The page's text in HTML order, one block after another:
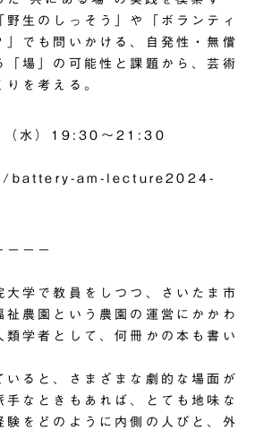
野生のしっそう」や「ボランティ
」でも問いかける、自発性・無償
「場」の可能性と課題から、芸術
を考える。
（水）19:30～21:30
battery-am-lecture2024-
－－－
大学で教員をしつつ、さいたま市
祉農園という農園の運営にかかわ
類学者として、何冊かの本も書い
いると、さまざまな劇的な場面が
手なときもあれば、とても地味な
験をどのように内側の人びと、外